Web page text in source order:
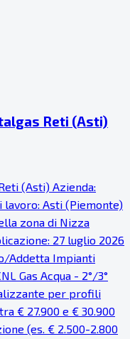
Reti (Asti)
(Asti) Azienda:
lavoro: Asti (Piemonte)
zona di Nizza
27 luglio 2026
Addetta Impianti
Gas Acqua - 2°/3°
per profili
€ 27.900 e € 30.900
(es. € 2.500-2.800